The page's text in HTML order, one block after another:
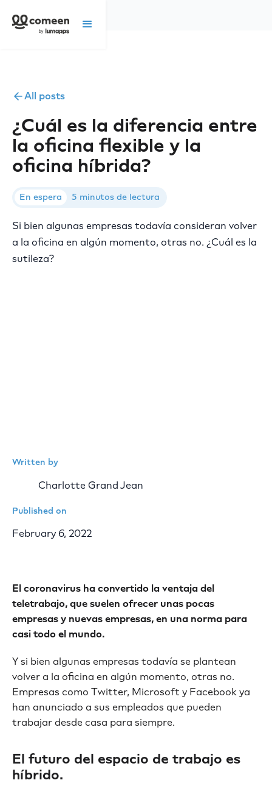
All posts
¿Cuál es la diferencia entre
la oficina flexible y la
oficina híbrida?
En espera 5 minutos de lectura
Si bien algunas empresas todavía consideran volver
a la oficina en algún momento, otras no. ¿Cuál es la
sutileza?
Written by
Charlotte Grand Jean
Published on
February 6, 2022
El coronavirus ha convertido la ventaja del
teletrabajo, que suelen ofrecer unas pocas
empresas y nuevas empresas, en una norma para
casi todo el mundo.
Y si bien algunas empresas todavía se plantean
volver a la oficina en algún momento, otras no.
Empresas como Twitter, Microsoft y Facebook ya
han anunciado a sus empleados que pueden
trabajar desde casa para siempre.
El futuro del espacio de trabajo es
híbrido.